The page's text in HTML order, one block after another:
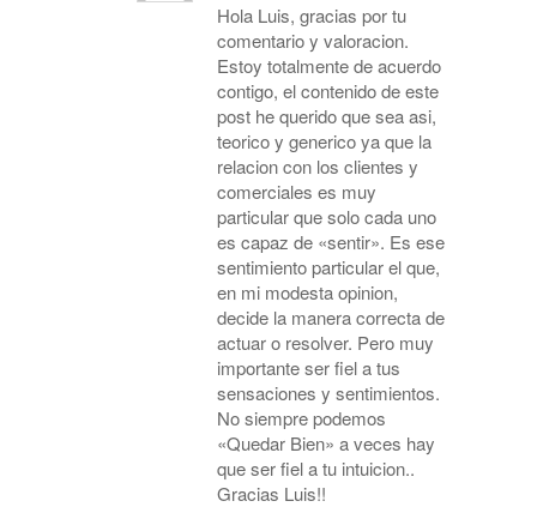
Hola Luis, gracias por tu
comentario y valoracion.
Estoy totalmente de acuerdo
contigo, el contenido de este
post he querido que sea asi,
teorico y generico ya que la
relacion con los clientes y
comerciales es muy
particular que solo cada uno
es capaz de «sentir». Es ese
sentimiento particular el que,
en mi modesta opinion,
decide la manera correcta de
actuar o resolver. Pero muy
importante ser fiel a tus
sensaciones y sentimientos.
No siempre podemos
«Quedar Bien» a veces hay
que ser fiel a tu intuicion..
Gracias Luis!!